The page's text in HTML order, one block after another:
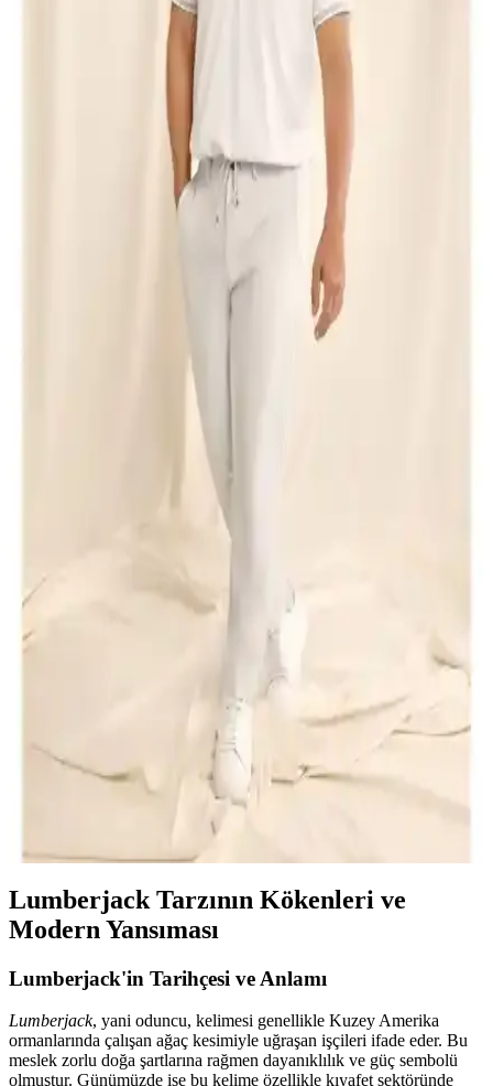
%100 pamuk ve keten görünümlü tasarımıyla yaz aylarına uygun,
slim fit kesim erkek gömlek. Günlük ve casual tarzlara uygun şık ve
Buratti %100 Pamuklu V Yaka Slim Fit Erkek
Tişörtü Detaylı İnceleme ve Kullanım Önerileri
Buratti %100 pamuklu V yaka slim fit erkek tişörtü, şık tasarımı ve
yüksek konforuyla yaz ve ilkbahar aylarında ideal tercih. Dar kesim
ve nefes alabilir kumaşıyla günlük ve spor kombinlere uyum sağlar.
Erkek Korse Atletleri Karşılaştırması: Sıkılaştırıcı
Etki ve Kullanım Özellikleri
İki erkek korse atletinin malzeme, rahatlık ve sıkılaştırıcı etkilerini
karşılaştırıyoruz. Kullanıcı yorumlarıyla ürünlerin günlük kullanım
İki Erkek Polo Yaka Tişörtü Karşılaştırması:
Kumaş, Kesim ve Dayanıklılık Analizi
Bu makalede, Altınyılz<dı>z Classics ve D'S Damat erkek polo
dayanıklılık özellikleriyle her iki ürünün günlük kullanım
D'S Damat ve U.S. Polo Assn. Erkek Polo Yaka
Tişörtleri Karşılaştırması ve Özellikleri
Bu makalede, D'S Damat açık sarı Pike dokulu ve U.S. Polo Assn.
beyaz slim fit polo yaka tişörtlerinin malzeme, tasarım ve
dayanıklılık özellikleri detaylı şekilde karşılaştırılıyor.
Altınyılz<dı>z ve Lufian Erkek Polo Tişörtleri
Karşılaştırması Günlük ve Şık Kullanım İçin
Altınyılz<dı>z Classics ve Lufian Laon Smart erkek polo tişörtleri,
de şık ve rahat, farklı özelliklerle öne çıkıyor.
Lumberjack Tarzının Kökenleri ve
Modern Yansıması
Lumberjack'in Tarihçesi ve Anlamı
Lumberjack, yani oduncu, kelimesi genellikle Kuzey Amerika
ormanlarında çalışan ağaç kesimiyle uğraşan işçileri ifade eder. Bu
meslek zorlu doğa şartlarına rağmen dayanıklılık ve güç sembolü
olmuştur. Günümüzde ise bu kelime özellikle kıyafet sektöründe